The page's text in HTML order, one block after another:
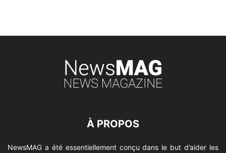
À PROPOS
NewsMAG a été essentiellement conçu dans le but d’aider les